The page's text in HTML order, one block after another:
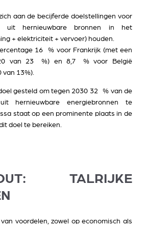
aan de becijferde doelstellingen voor
uit hernieuwbare bronnen in het
+ elektriciteit + vervoer) houden.
16 % voor Frankrijk (met een
van 23 %) en 8,7 % voor België
van 13%).
gesteld om tegen 2030 32 % van de
hernieuwbare energiebronnen te
staat op een prominente plaats in de
doel te bereiken.
TALRIJKE
voordelen, zowel op economisch als